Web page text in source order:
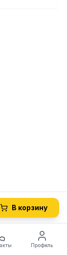
В корзину
Профиль